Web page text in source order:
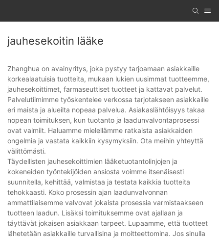
jauhesekoitin lääke
Zhanghua on avainyritys, joka pystyy tarjoamaan asiakkaille
korkealaatuisia tuotteita, mukaan lukien uusimmat tuotteemme,
jauhesekoittimet, farmaseuttiset tuotteet ja kattavat palvelut.
Palvelutiimimme työskentelee verkossa tarjotakseen asiakkaille
eri maista ja alueilta nopeaa palvelua. Asiakaslähtöisyys takaa
nopean toimituksen, kun tuotanto ja laadunvalvontaprosessi
ovat valmiit. Haluamme mielellämme ratkaista asiakkaiden
ongelmia ja vastata kaikkiin kysymyksiin. Ota meihin yhteyttä
välittömästi.
Täydellisten jauhesekoittimien lääketuotantolinjojen ja
kokeneiden työntekijöiden ansiosta voimme itsenäisesti
suunnitella, kehittää, valmistaa ja testata kaikkia tuotteita
tehokkaasti. Koko prosessin ajan laadunvalvonnan
ammattilaisemme valvovat jokaista prosessia varmistaakseen
tuotteen laadun. Lisäksi toimituksemme ovat ajallaan ja
täyttävät jokaisen asiakkaan tarpeet. Lupaamme, että tuotteet
lähetetään asiakkaille turvallisina ja moitteettomina. Jos sinulla